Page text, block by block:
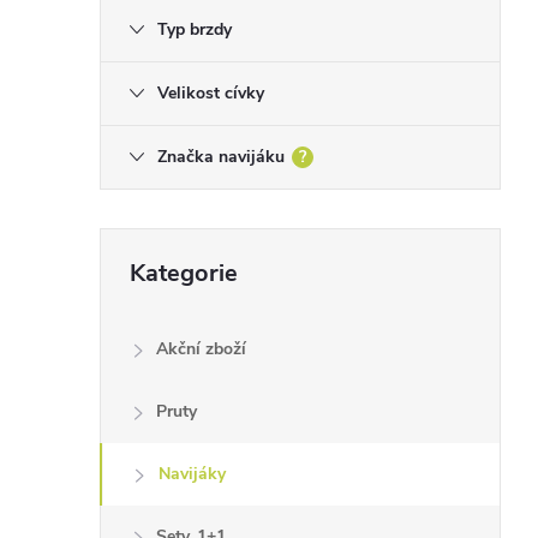
Typ brzdy
Velikost cívky
Značka navijáku ?
kategorie
Kategorie
Akční zboží
Pruty
Navijáky